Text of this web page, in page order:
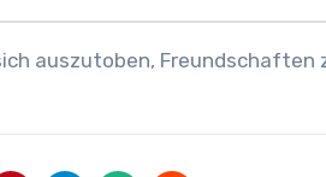
auszutoben, Freundschaften